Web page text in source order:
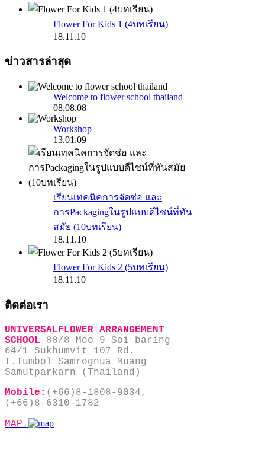
Flower For Kids 1 (4บทเรียน)
18.11.10
ข่าวสารล่าสุด
Welcome to flower school thailand
08.08.08
Workshop
13.01.09
เรียนเทคนิคการจัดช่อ และ
การPackagingในรูปแบบดีไซน์ที่ทัน
สมัย (10บทเรียน)
18.11.10
Flower For Kids 2 (5บทเรียน)
18.11.10
ติดต่อเรา
UNIVERSALFLOWER ARRANGEMENT
SCHOOL
88/8 Moo 9 Soi baring
64/1 Sukhumvit 107 Rd.
T.Tumbol Samrognua Muang
Samutparkarn (Thailand)
Mobile: (+66)8-1808-9034,
(+66)8-6310-1782
MAP.